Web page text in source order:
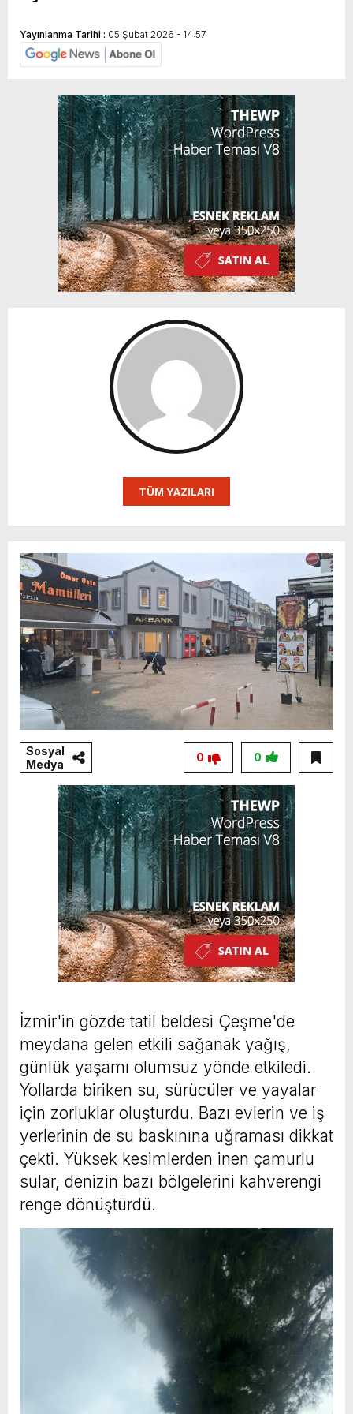
Yayınlanma Tarihi : 05 Şubat 2026 - 14:57
TÜM YAZILARI
Sosyal
Medya
0
0
İzmir'in gözde tatil beldesi Çeşme'de
meydana gelen etkili sağanak yağış,
günlük yaşamı olumsuz yönde etkiledi.
Yollarda biriken su, sürücüler ve yayalar
için zorluklar oluşturdu. Bazı evlerin ve iş
yerlerinin de su baskınına uğraması dikkat
çekti. Yüksek kesimlerden inen çamurlu
sular, denizin bazı bölgelerini kahverengi
renge dönüştürdü.